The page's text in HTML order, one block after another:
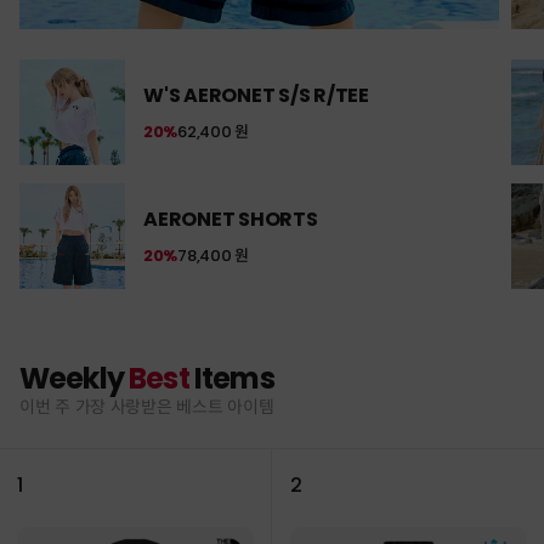
W'S AERONET S/S R/TEE
62,400 원
20%
AERONET SHORTS
78,400 원
20%
WeeklyBestItems
이번 주 가장 사랑받은 베스트 아이템
1 2